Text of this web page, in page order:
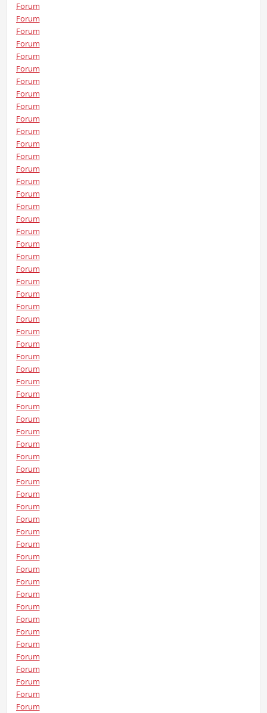
Forum
Forum
Forum
Forum
Forum
Forum
Forum
Forum
Forum
Forum
Forum
Forum
Forum
Forum
Forum
Forum
Forum
Forum
Forum
Forum
Forum
Forum
Forum
Forum
Forum
Forum
Forum
Forum
Forum
Forum
Forum
Forum
Forum
Forum
Forum
Forum
Forum
Forum
Forum
Forum
Forum
Forum
Forum
Forum
Forum
Forum
Forum
Forum
Forum
Forum
Forum
Forum
Forum
Forum
Forum
Forum
Forum